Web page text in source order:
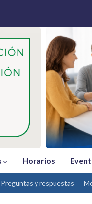
Horarios
Preguntas y respuestas